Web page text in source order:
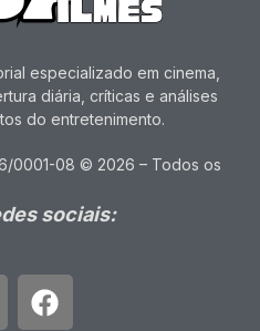
especializado em cinema,
diária, críticas e análises
do entretenimento.
0001-08 © 2026 – Todos os
sociais: